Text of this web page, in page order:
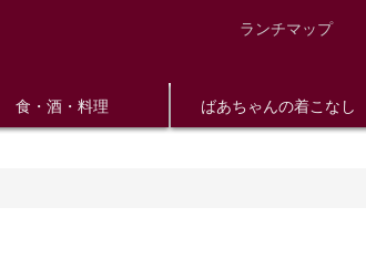
ランチマップ
食・酒・料理 ばあちゃんの着こなし